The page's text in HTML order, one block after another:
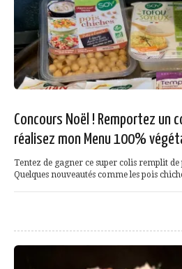
Concours Noël ! Remportez un
réalisez mon Menu 100%
Tentez de gagner ce super colis remplit de
Quelques nouveautés comme les pois